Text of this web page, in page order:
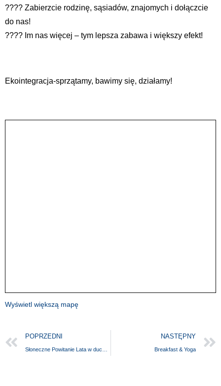
???? Zabierzcie rodzinę, sąsiadów, znajomych i dołączcie
do nas!
???? Im nas więcej – tym lepsza zabawa i większy efekt!
Ekointegracja-sprzątamy, bawimy się, działamy!
Wyświetl większą mapę
POPRZEDNI NASTĘPNY
Breakfast & Yoga